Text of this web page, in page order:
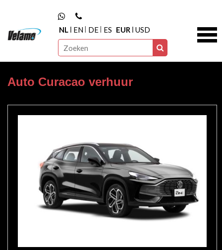
NL EN DE ES EUR USD
Auto Curacao verhuur